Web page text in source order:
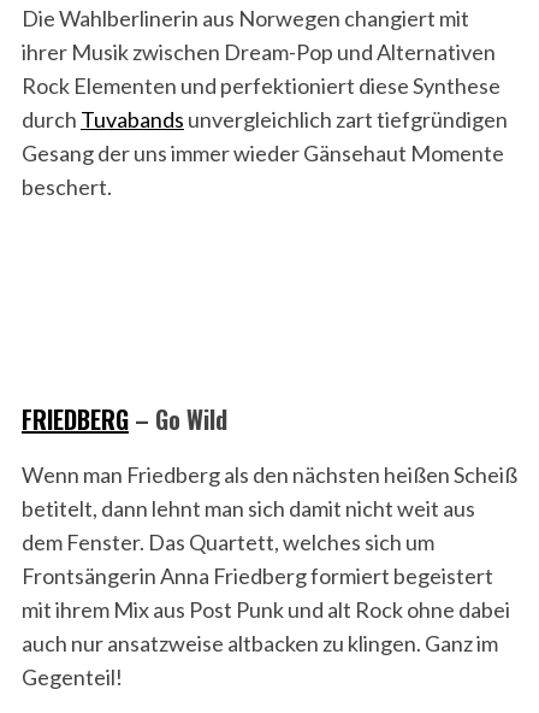
Die Wahlberlinerin aus Norwegen changiert mit
ihrer Musik zwischen Dream-Pop und Alternativen
Rock Elementen und perfektioniert diese Synthese
durch Tuvabands unvergleichlich zart tiefgründigen
Gesang der uns immer wieder Gänsehaut Momente
beschert.
FRIEDBERG– Go Wild
Wenn man Friedberg als den nächsten heißen Scheiß
betitelt, dann lehnt man sich damit nicht weit aus
dem Fenster. Das Quartett, welches sich um
Frontsängerin Anna Friedberg formiert begeistert
mit ihrem Mix aus Post Punk und alt Rock ohne dabei
auch nur ansatzweise altbacken zu klingen. Ganz im
Gegenteil!